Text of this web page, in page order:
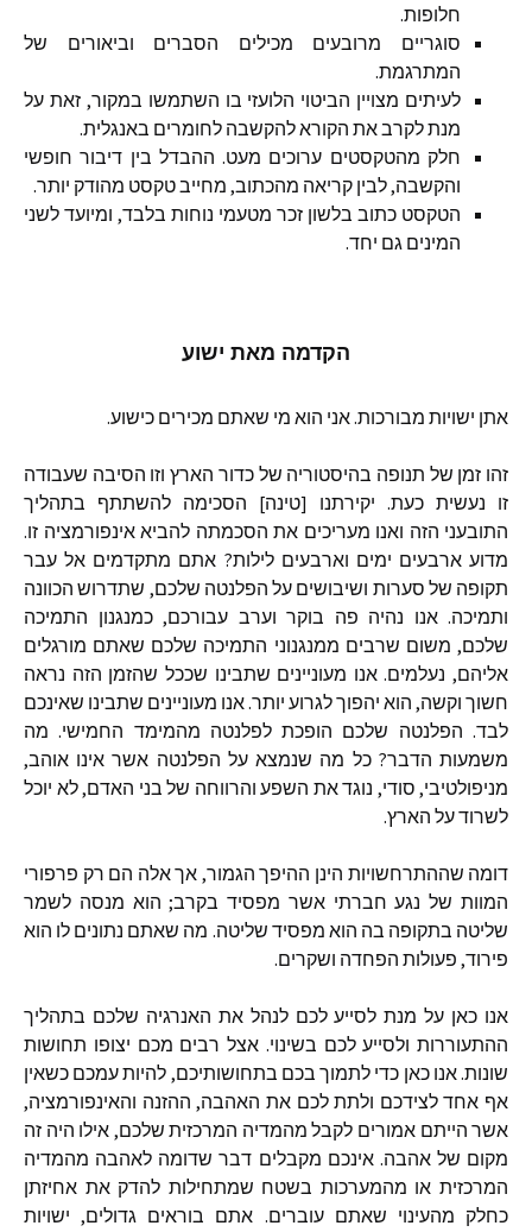
חלופות.
סוגריים
מרובעים מכילים הסברים וביאורים
של
המתרגמת.
לעיתים מצויין הביטוי הלועזי בו השתמשו במקור,זאת על
מנתלקרבאת הקוראלהקשבה לחומרים באנגלית.
חלק מהטקסטים ערוכים מעט. ההבדל בין דיבור חופשי
והקשבה,לבין קריאה מהכתוב, מחייבטקסט מהודק יותר.
הטקסט כתוב בלשון זכר מטעמי נוחות בלבד, ומיועד לשני
המינים גם יחד.
הקדמה מאת ישוע
אתן ישויות מבורכות.אני הוא מי שאתם מכירים כישוע.
זהו זמן של תנופה בהיסטוריה של כדור הארץ וזו הסיבה שעבודה
זו נעשית כעת. יקירתנו [טינה] הסכימה להשתתף בתהליך
התובעני הזה ואנו מעריכים את הסכמתה להביא אינפורמציה זו.
מדוע ארבעים ימים וארבעים לילות? אתם מתקדמים אל עבר
תקופה של סערות ושיבושים על הפלנטה שלכם, שתדרוש הכוונה
ותמיכה.אנו נהיה פה בוקר וערב עבורכם,כמנגנון התמיכה
שלכם, משום שרבים ממנגנוני התמיכה שלכם שאתם מורגלים
אליהם, נעלמים.אנו מעוניינים שתבינו שככל שהזמן הזה נראה
חשוך וקשה, הוא יהפוךלגרוע יותר.אנו מעוניינים שתבינו שאינכם
לבד. הפלנטה שלכם הופכת לפלנטה מהמימד החמישי. מה
משמעות הדבר?כל מה שנמצא על הפלנטה אשר אינו אוהב,
מניפולטיבי, סודי, נוגדאת השפע והרווחה של בני האדם,לא יוכל
לשרודעל הארץ.
דומה שההתרחשויות הינן ההיפך הגמור, אךאלה הם רק פרפורי
המוות של נגע חברתי אשר מפסיד בקרב; הוא מנסה לשמר
שליטה בתקופה בה הוא מפסיד שליטה. מה שאתם נתונים לו הוא
פירוד, פעולות הפחדה ושקרים.
אנו כאן על מנת לסייע לכם לנהל את האנרגיה שלכם בתהליך
ההתעוררות ולסייע לכם בשינוי. אצל רבים מכם יצופו תחושות
שונות.אנו כאן כדי לתמוך בכם בתחושותיכם, להיותעמכם כשאין
אף אחד לצידכם ולתת לכם את האהבה, ההזנה והאינפורמציה,
אשר הייתם אמורים לקבל מהמדיה המרכזית שלכם, אילו היה זה
מקום של אהבה.אינכם מקבלים דבר שדומה לאהבה מהמדיה
המרכזית או מהמערכות בשטח שמתחילות להדק את אחיזתן
כחלק מהעינוי שאתם עוברים. אתם בוראים גדולים, ישויות